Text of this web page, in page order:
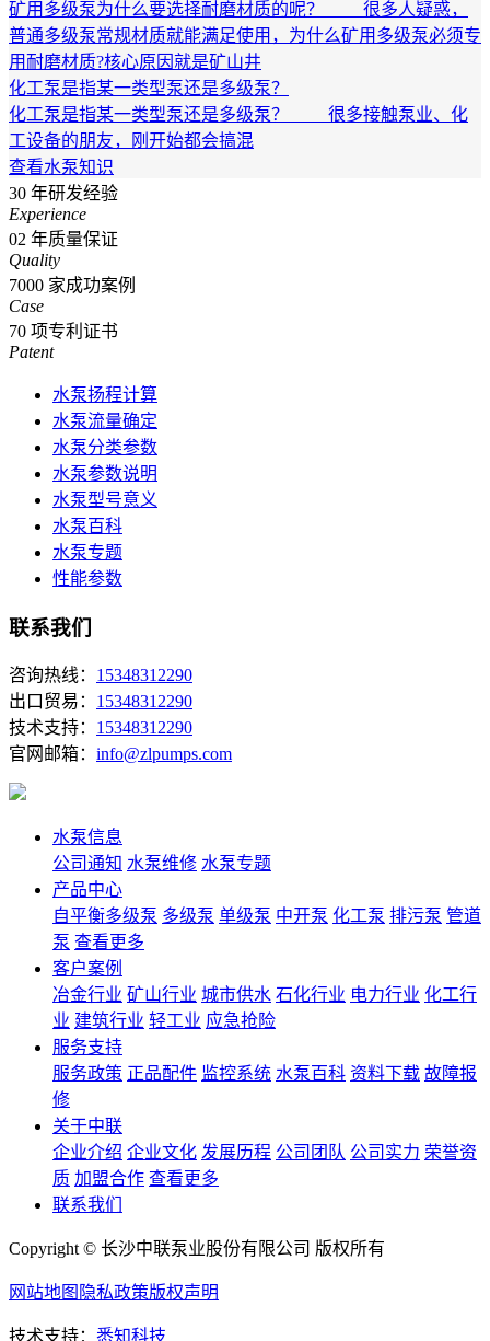
矿用多级泵为什么要选择耐磨材质的呢？ 很多人疑惑，
普通多级泵常规材质就能满足使用，为什么矿用多级泵必须专
用耐磨材质?核心原因就是矿山井
化工泵是指某一类型泵还是多级泵？
化工泵是指某一类型泵还是多级泵？ 很多接触泵业、化
工设备的朋友，刚开始都会搞混
查看水泵知识
30 年研发经验
Experience
02 年质量保证
Quality
7000 家成功案例
Case
70 项专利证书
Patent
水泵扬程计算
水泵流量确定
水泵分类参数
水泵参数说明
水泵型号意义
水泵百科
水泵专题
性能参数
联系我们
咨询热线： 15348312290
出口贸易： 15348312290
技术支持： 15348312290
官网邮箱： info@zlpumps.com
水泵信息
公司通知 水泵维修 水泵专题
产品中心
自平衡多级泵 多级泵 单级泵 中开泵 化工泵 排污泵 管道
泵 查看更多
客户案例
冶金行业 矿山行业 城市供水 石化行业 电力行业 化工行
业 建筑行业 轻工业 应急抢险
服务支持
服务政策 正品配件 监控系统 水泵百科 资料下载 故障报
修
关于中联
企业介绍 企业文化 发展历程 公司团队 公司实力 荣誉资
质 加盟合作 查看更多
联系我们
Copyright © 长沙中联泵业股份有限公司 版权所有
网站地图 隐私政策版权声明
技术支持： 悉知科技